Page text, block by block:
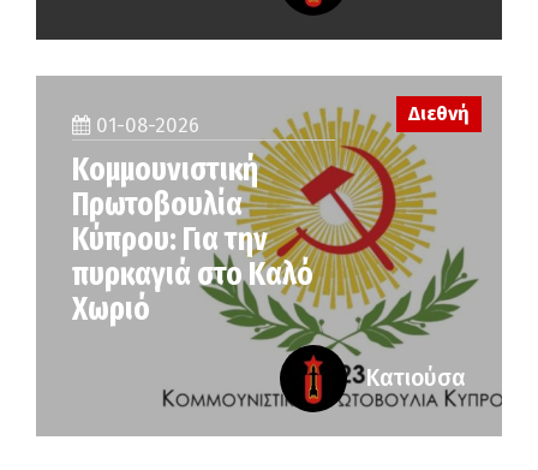
01-08-2026
Κομμουνιστική
Πρωτοβουλία
Κύπρου: Για την
πυρκαγιά στο Καλό
Χωριό
Διεθνή
Κατιούσα